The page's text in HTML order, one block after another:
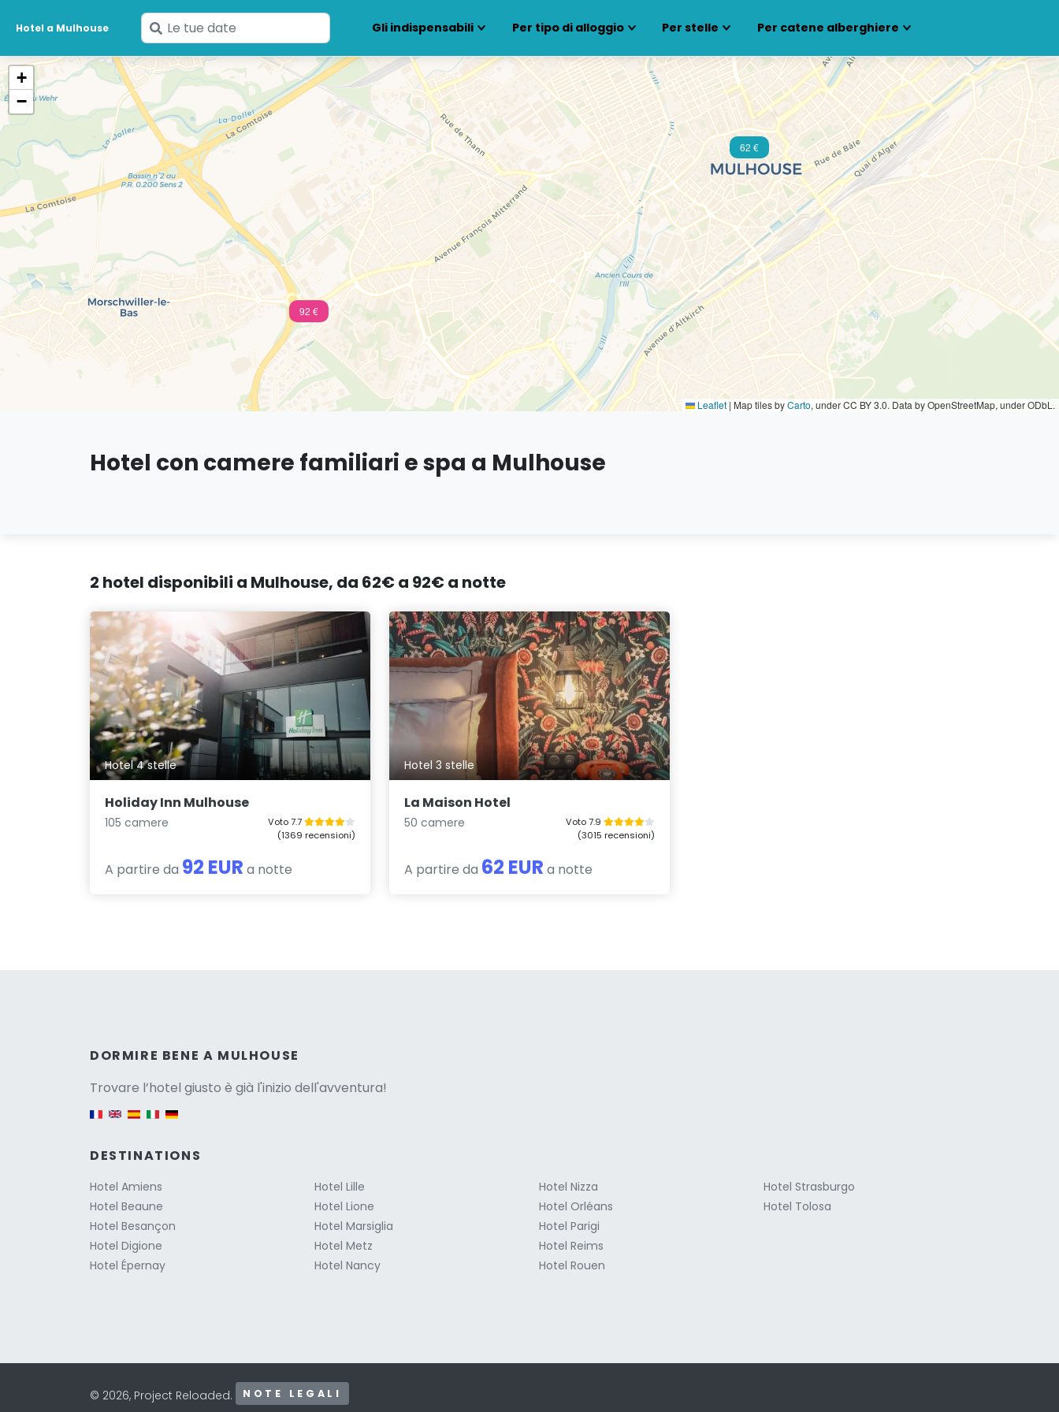
Hotel a Mulhouse
Inserisci
le
tue
date
Gli indispensabili Per tipo di alloggio Per stelle Per catene alberghiere
92 €
62 €
+
−
Leaflet | Map tiles byCarto, under CC BY 3.0. Data by OpenStreetMap, under ODbL.
Hotel con camere familiari e spa a Mulhouse
2 hotel disponibili a Mulhouse, da 62€ a 92€ a notte
Hotel 4 stelle
Holiday Inn Mulhouse
105 camere
Voto 7.7
(1369 recensioni)
A partire da 92 EUR a notte
Hotel 3 stelle
La Maison Hotel
50 camere
Voto 7.9
(3015 recensioni)
A partire da 62 EUR a notte
DORMIRE BENE A MULHOUSE
Trovare l’hotel giusto è già l'inizio dell'avventura!
Versione italiana
DESTINATIONS
Hotel Amiens
Hotel Beaune
Hotel Besançon
Hotel Digione
Hotel Épernay
Hotel Lille
Hotel Lione
Hotel Marsiglia
Hotel Metz
Hotel Nancy
Hotel Nizza
Hotel Orléans
Hotel Parigi
Hotel Reims
Hotel Rouen
Hotel Strasburgo
Hotel Tolosa
© 2026, Project Reloaded. NOTE LEGALI